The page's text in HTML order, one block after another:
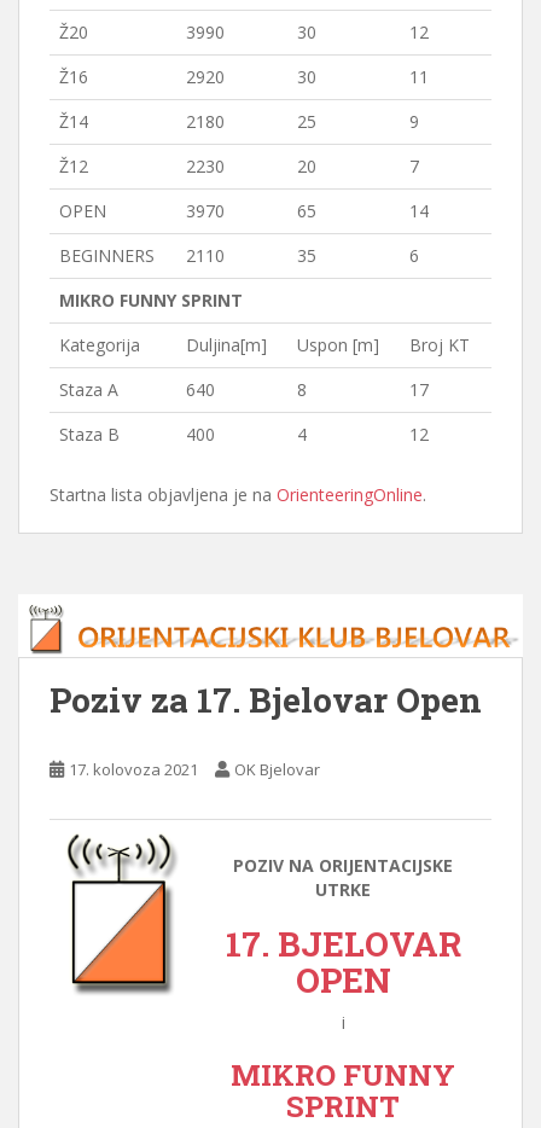
Ž20
3990 30
12
Ž16
2920 30
11
Ž14
2180 25
9
Ž12
2230 20
7
OPEN
3970 65
14
BEGINNERS
2110 35
6
MIKRO FUNNY SPRINT
Kategorija
Duljina[m] Uspon [m]
Broj KT
Staza A
640 8
17
Staza B
400 4 12
Startna lista objavljena je na OrienteeringOnline.
Poziv za 17. Bjelovar Open
17. kolovoza 2021 OK Bjelovar
POZIV NA ORIJENTACIJSKE
UTRKE
17. BJELOVAR
OPEN
i
MIKRO FUNNY
SPRINT